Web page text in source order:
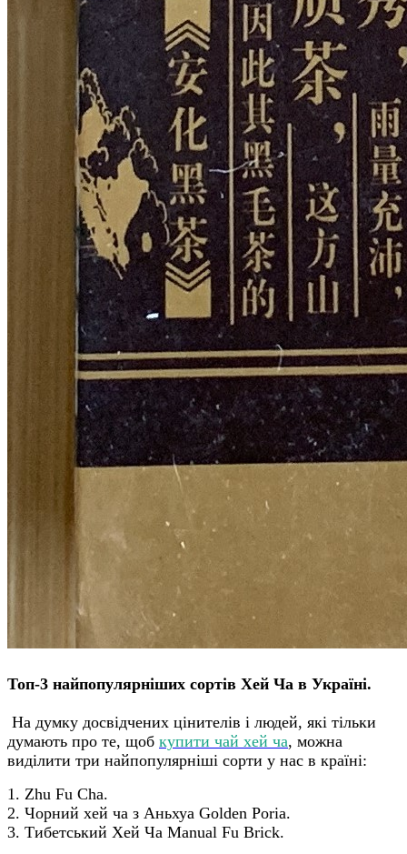
Топ-3 найпопулярніших сортів Хей Ча в Україні.
На думку досвідчених цінителів і людей, які тільки
думають про те, щоб купити чай хей ча, можна
виділити три найпопулярніші сорти у нас в країні:
1. Zhu Fu Cha.
2. Чорний хей ча з Аньхуа Golden Poria.
3. Тибетський Хей Ча Manual Fu Brick.